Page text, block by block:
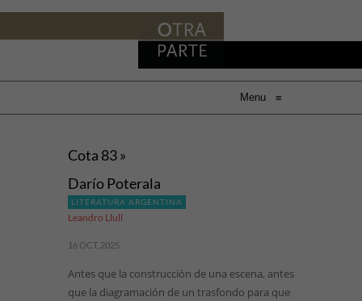
Menu ≡
Cota 83 »
Darío Poterala
LITERATURA ARGENTINA
Leandro Llull
16 OCT, 2025
Antes que la construcción de una escena, antes
que la diagramación de un trasfondo para que